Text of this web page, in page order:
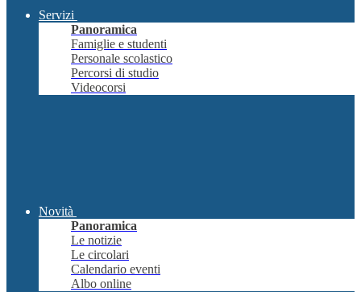
Servizi
Panoramica
Famiglie e studenti
Personale scolastico
Percorsi di studio
Videocorsi
Novità
Panoramica
Le notizie
Le circolari
Calendario eventi
Albo online